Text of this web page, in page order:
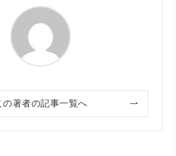
の著者の記事一覧へ